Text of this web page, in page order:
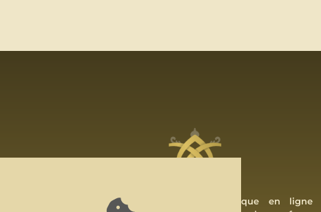
Note de Coeur est une boutique en ligne